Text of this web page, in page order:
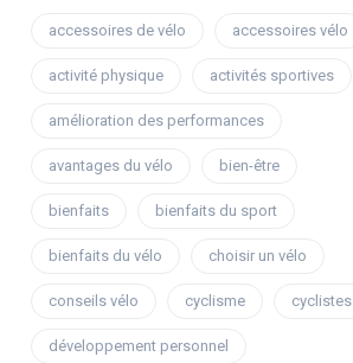
accessoires de vélo accessoires vélo
activité physique activités sportives
amélioration des performances
avantages du vélo bien-être
bienfaits bienfaits du sport
bienfaits du vélo choisir un vélo
conseils vélo cyclisme cyclistes
développement personnel